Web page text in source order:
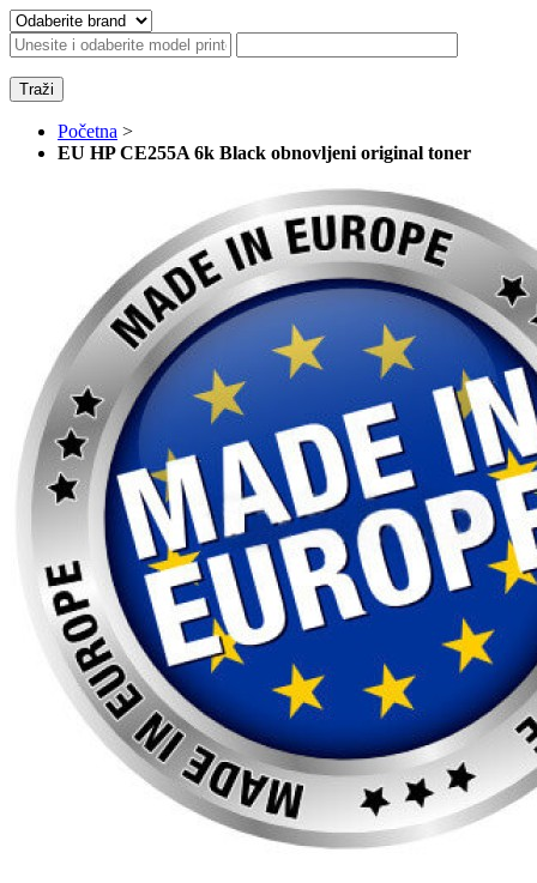
Traži
Početna >
EU HP CE255A 6k Black obnovljeni original toner